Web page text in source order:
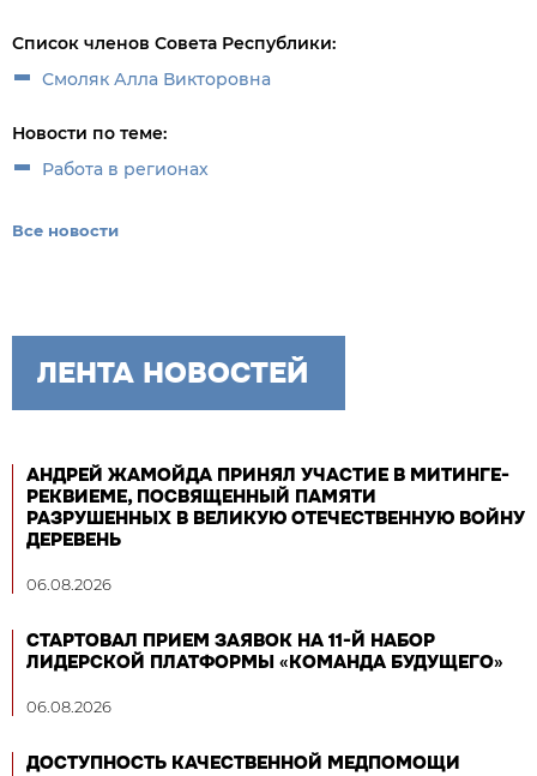
Список членов Совета Республики:
Смоляк Алла Викторовна
Новости по теме:
Работа в регионах
Все новости
ЛЕНТА НОВОСТЕЙ
АНДРЕЙ ЖАМОЙДА ПРИНЯЛ УЧАСТИЕ В МИТИНГЕ-
РЕКВИЕМЕ, ПОСВЯЩЕННЫЙ ПАМЯТИ
РАЗРУШЕННЫХ В ВЕЛИКУЮ ОТЕЧЕСТВЕННУЮ ВОЙНУ
ДЕРЕВЕНЬ
06.08.2026
СТАРТОВАЛ ПРИЕМ ЗАЯВОК НА 11-Й НАБОР
ЛИДЕРСКОЙ ПЛАТФОРМЫ «КОМАНДА БУДУЩЕГО»
06.08.2026
ДОСТУПНОСТЬ КАЧЕСТВЕННОЙ МЕДПОМОЩИ